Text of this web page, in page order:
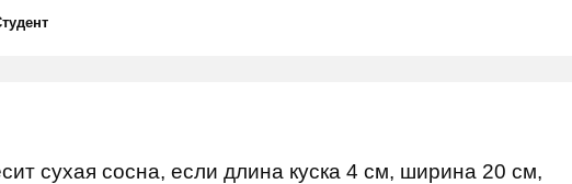
сухая сосна, если длина куска 4 см, ширина 20 см,